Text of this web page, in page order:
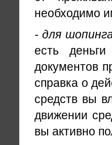
необходимо
- для
есть
документов
справка о
средств вы
движении
вы активно